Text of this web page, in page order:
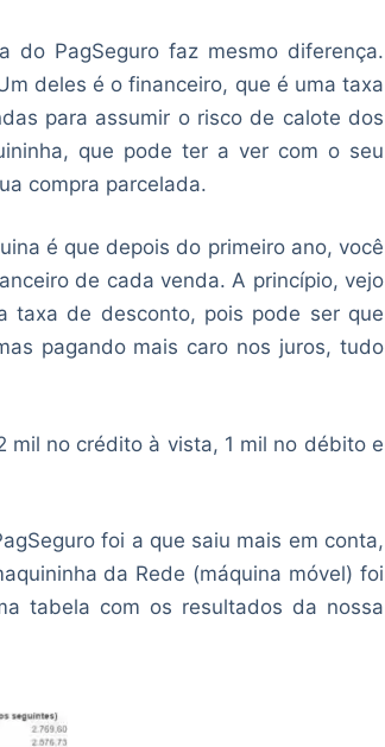
do PagSeguro faz mesmo diferença.
deles é o financeiro, que é uma taxa
para assumir o risco de calote dos
que pode ter a ver com o seu
compra parcelada.
é que depois do primeiro ano, você
de cada venda. A princípio, vejo
taxa de desconto, pois pode ser que
pagando mais caro nos juros, tudo
mil no crédito à vista, 1 mil no débito e
foi a que saiu mais em conta,
da Rede (máquina móvel) foi
tabela com os resultados da nossa